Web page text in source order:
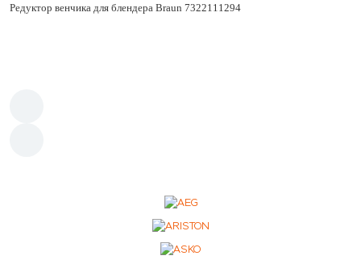
Редуктор венчика для блендера Braun 7322111294